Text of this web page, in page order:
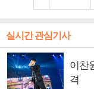
실시간 관심기사
이찬
격